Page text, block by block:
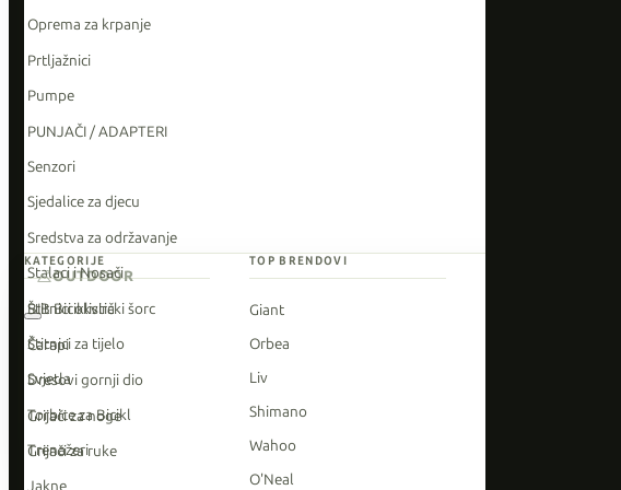
Oprema za krpanje
Prtljažnici
Pumpe
PUNJAČI / ADAPTERI
Senzori
Sjedalice za djecu
Sredstva za održavanje
Stalaci i Nosači
Štitnici okvira
Štitnici za tijelo
Svjetla
Torbice za Bicikl
Trenažeri
KATEGORIJE
BIB Biciklistički šorc
Čarapi
Dresovi gornji dio
Grijači za noge
Grijači za ruke
TOP BRENDOVI
Giant
Orbea
Liv
Shimano
Wahoo
O'Neal
OUTDOOR